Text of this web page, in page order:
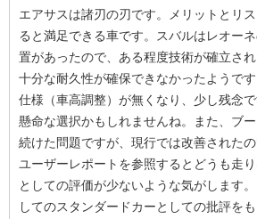
エアサスは諸刃の刃です。メリットとリ
ると満足できる車です。スバルはレオー
置があったので、ある程度技術が確立され
十分な耐久性が確保できなかったようで
仕様（車高調整）が無くなり、少し残念
懸命な選択かもしれませんね。また、ブ
続けた問題ですが、現行では改善されたの
ユーザーレポートを参照するとどうも走
としての評価が少ないような気がします
してのスタンダードカーとしての批評を